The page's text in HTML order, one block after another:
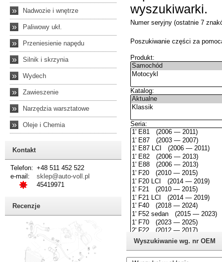
» Nadwozie i wnętrze
» Paliwowy ukł.
» Przeniesienie napędu
» Silnik i skrzynia
» Wydech
» Zawieszenie
» Narzędzia warsztatowe
» Oleje i Chemia
Kontakt
Telefon: +48 511 452 522
e-mail:
sklep@auto-voll.pl
45419971
Recenzje
Wyszukiwanie wg. nr OEM